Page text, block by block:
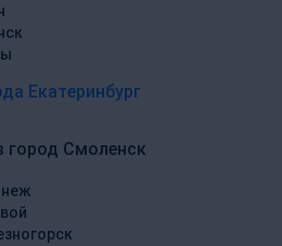
Екатеринбург
город Смоленск